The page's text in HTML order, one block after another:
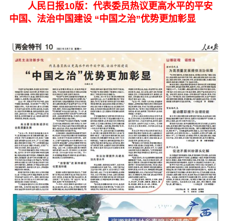
人民日报10版：代表委员热议更高水平的平安
中国、法治中国建设 “中国之治”优势更加彰显